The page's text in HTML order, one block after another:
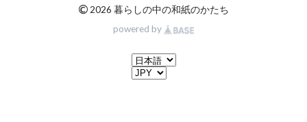
© 2026 暮らしの中の和紙のかたち
powered by